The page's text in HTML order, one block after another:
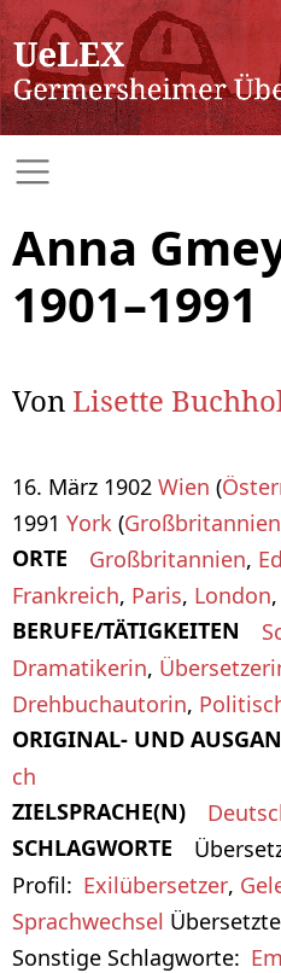
Anna
1901–1991
Von Lisette
16. März 1902 Wien (
1991 York (Großbritannien
ORTE Großbritannien,
Frankreich, Paris, London,
BERUFE/TÄTIGKEITEN
Dramatikerin,
Drehbuchautorin,
ORIGINAL- UND
ch
ZIELSPRACHE(N)
SCHLAGWORTE
Profil
Exilübersetzer,
Sprachwechsel
Sonstige Schlagworte